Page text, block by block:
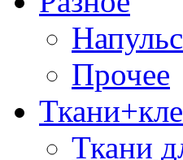
Прочее
Ткани